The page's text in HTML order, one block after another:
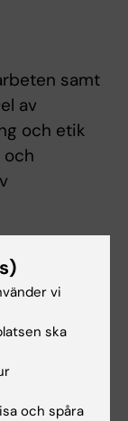
samt
av
och etik
3 hp
i
vi
ska
och spåra